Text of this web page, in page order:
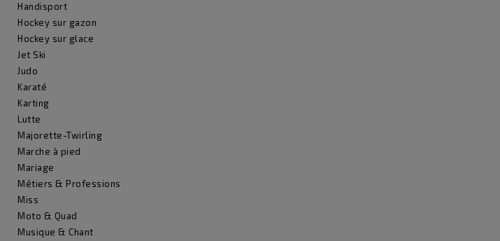
Handisport
Hockey sur gazon
Hockey sur glace
Jet Ski
Judo
Karaté
Karting
Lutte
Majorette-Twirling
Marche à pied
Mariage
Métiers & Professions
Miss
Moto & Quad
Musique & Chant